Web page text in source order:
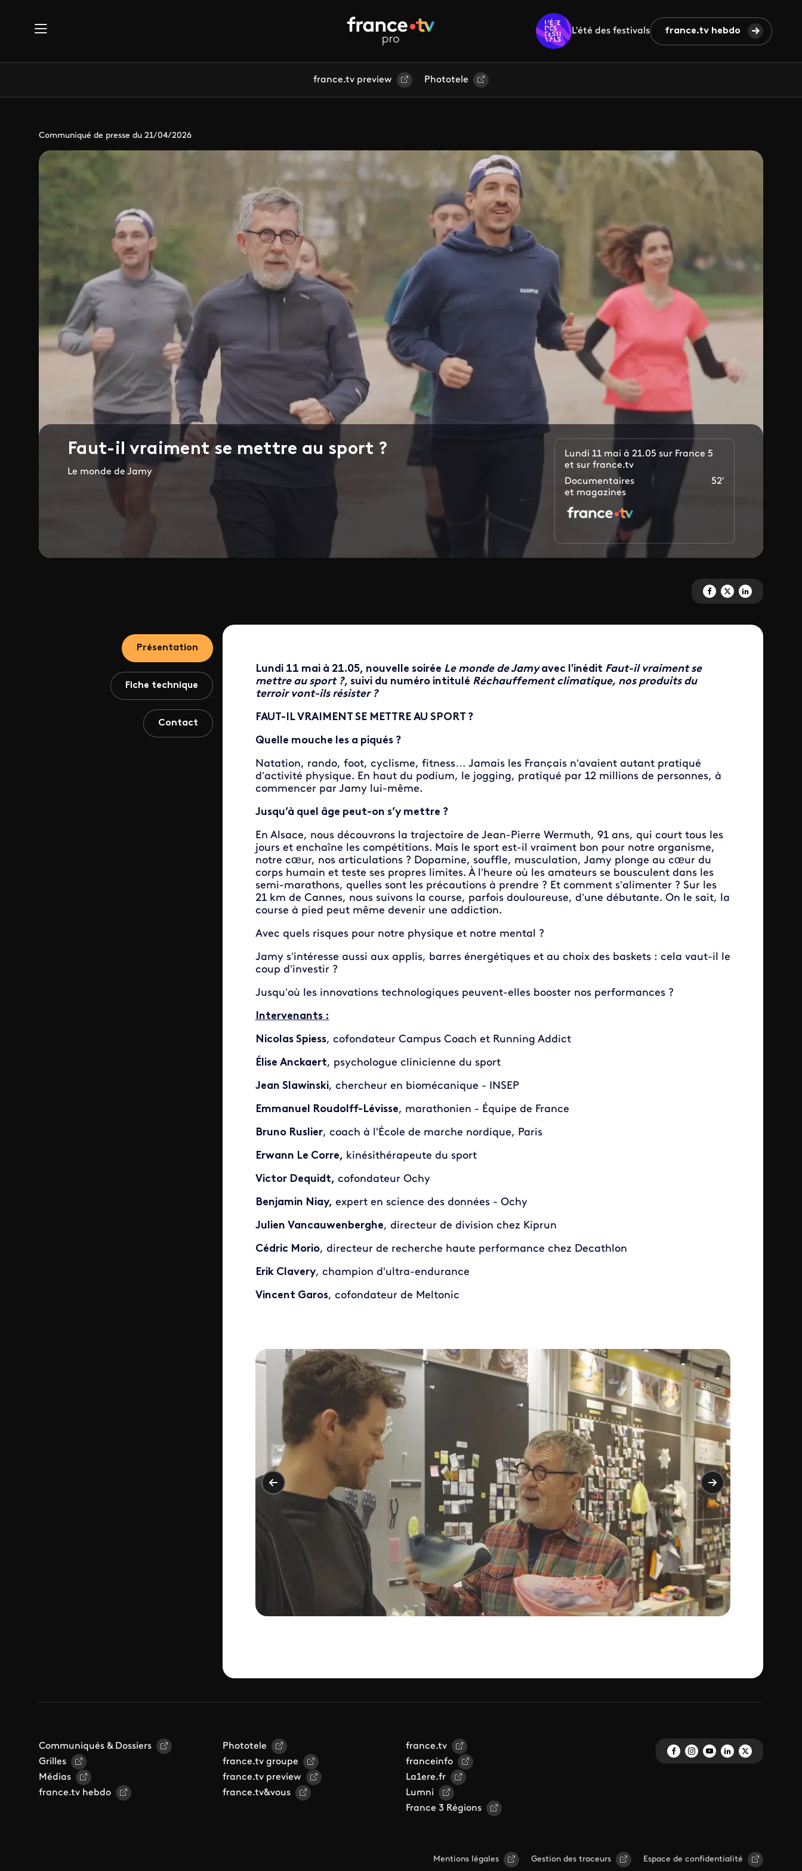
L'été des festivals france.tv hebdo
france.tv preview Phototele
Communiqué de presse du 21/04/2026
Faut-il vraiment se mettre au sport ?
Le monde de Jamy
Lundi 11 mai à 21.05 sur France 5
et sur france.tv
Documentaires
et magazines
52'
Partagez 'Faut-il vraiment se
Partagez 'Faut-il
Partagez 'Faut-il
Présentation
Fiche technique
Contact
Lundi 11 mai à 21.05, nouvelle soirée Le monde de Jamyavec l'inédit Faut-il vraiment se
mettre au sport ?, suivi du numéro intitulé Réchauffement climatique, nos produits du
terroir vont-ils résister ?
FAUT-IL VRAIMENT SE METTRE AU SPORT ?
Quelle mouche les a piqués ?
Natation, rando, foot, cyclisme, fitness… Jamais les Français n’avaient autant pratiqué
d’activité physique. En haut du podium, le jogging, pratiqué par 12 millions de personnes, à
commencer par Jamy lui-même.
Jusqu’à quel âge peut-on s’y mettre ?
En Alsace, nous découvrons la trajectoire de Jean-Pierre Wermuth, 91 ans, qui court tous les
jours et enchaîne les compétitions. Mais le sport est-il vraiment bon pour notre organisme,
notre cœur, nos articulations ? Dopamine, souffle, musculation, Jamy plonge au cœur du
corps humain et teste ses propres limites. À l’heure où les amateurs se bousculent dans les
semi-marathons, quelles sont les précautions à prendre ? Et comment s’alimenter ? Sur les
21 km de Cannes, nous suivons la course, parfois douloureuse, d’une débutante. On le sait, la
course à pied peut même devenir une addiction.
Avec quels risques pour notre physique et notre mental ?
Jamy s’intéresse aussi aux applis, barres énergétiques et au choix des baskets : cela vaut-il le
coup d’investir ?
Jusqu’où les innovations technologiques peuvent-elles booster nos performances ?
Intervenants :
Nicolas Spiess, cofondateur Campus Coach et Running Addict
Élise Anckaert, psychologue clinicienne du sport
Jean Slawinski, chercheur en biomécanique - INSEP
Emmanuel Roudolff-Lévisse, marathonien - Équipe de France
Bruno Ruslier, coach à l'École de marche nordique, Paris
Erwann Le Corre, kinésithérapeute du sport
Victor Dequidt, cofondateur Ochy
Benjamin Niay, expert en science des données - Ochy
Julien Vancauwenberghe, directeur de division chez Kiprun
Cédric Morio, directeur de recherche haute performance chez Decathlon
Erik Clavery, champion d'ultra-endurance
Vincent Garos, cofondateur de Meltonic
Communiqués & Dossiers
Grilles
Médias
france.tv hebdo
Phototele
france.tv groupe
france.tv preview
france.tv&vous
france.tv
franceinfo
La1ere.fr
Lumni
France 3 Régions
Mentions légales Gestion des traceurs Espace de confidentialité